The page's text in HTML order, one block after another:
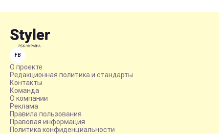
FB
О проекте
Редакционная политика и стандарты
Контакты
Команда
О компании
Реклама
Правила пользования
Правовая информация
Политика конфиденциальности